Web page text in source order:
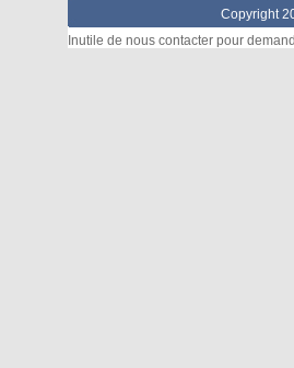
Copyright
Inutile de nous contacter pour